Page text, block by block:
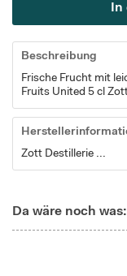
Beschreibung
Frische Frucht mit
Fruits United 5 cl
Zott Destillerie ...
Da wäre noch was: